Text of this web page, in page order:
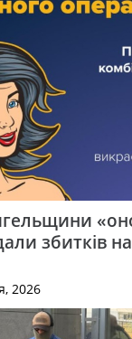
збитків
2026